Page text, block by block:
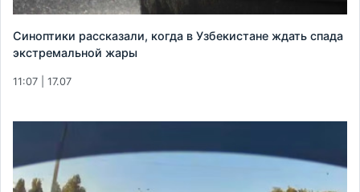
Синоптики рассказали, когда в Узбекистане ждать спада
экстремальной жары
11:07 | 17.07